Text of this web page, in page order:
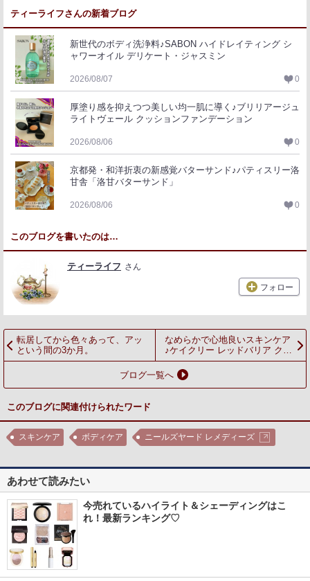
ティーライフさんの新着ブログ
新世代のボディ洗浄料♪SABON ハイドレイティング シ
ャワーオイル デリケート・ジャスミン
2026/08/07 0
厚塗り感を抑えつつ美しい均一肌に導く♪ブリリアージュ
ライトヴェール クッションファンデーション
2026/08/06 0
京都発・和洋折衷の新感覚バターサンド♪パティスリー洛
甘舎「洛甘バターサンド」
2026/08/06 0
このブログを書いたのは…
ティーライフ さん
フォロー
転居してから色々あって、アッ
という間の3か月。
なめらかで心地良いスキンケア
♪ケイクリー レッドバリア クリ
ーム
ブログ一覧へ
このブログに関連付けられたワード
スキンケア ボディケア ニールズヤード レメディーズ
あわせて読みたい
今売れているハイライト＆シェーディングはこ
れ！最新ランキング♡